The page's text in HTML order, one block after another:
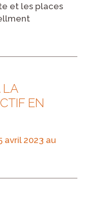
et les places
LA
EN
avril 2023 au